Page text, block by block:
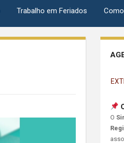
Trabalho em Feriados
O